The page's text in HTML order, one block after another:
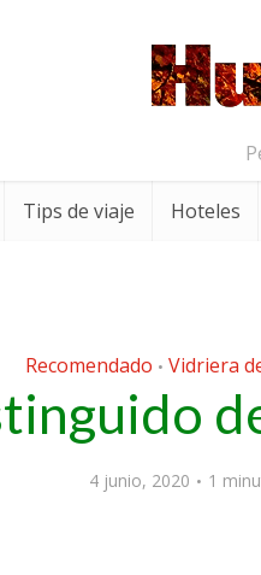
Tips de viaje Hoteles
Recomendado • Vidriera
4 junio, 2020 1